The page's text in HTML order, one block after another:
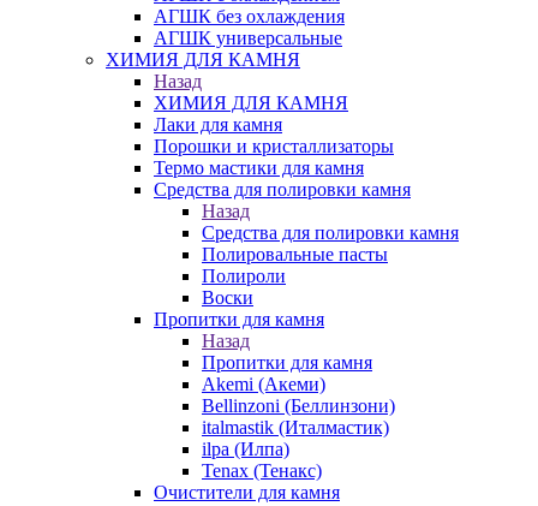
АГШК без охлаждения
АГШК универсальные
ХИМИЯ ДЛЯ КАМНЯ
Назад
ХИМИЯ ДЛЯ КАМНЯ
Лаки для камня
Порошки и кристаллизаторы
Термо мастики для камня
Средства для полировки камня
Назад
Средства для полировки камня
Полировальные пасты
Полироли
Воски
Пропитки для камня
Назад
Пропитки для камня
Akemi (Акеми)
Bellinzoni (Беллинзони)
italmastik (Италмастик)
ilpa (Илпа)
Tenax (Тенакс)
Очистители для камня